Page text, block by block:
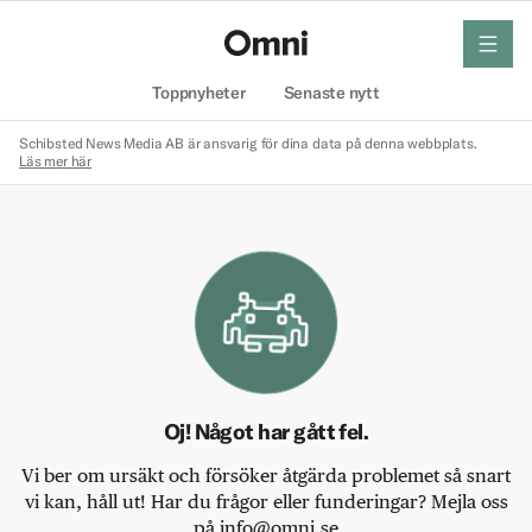
Toppnyheter Senaste nytt
meny
Schibsted News Media AB är ansvarig för dina data på denna webbplats.
Läs mer här
Oj! Något har gått fel.
Vi ber om ursäkt och försöker åtgärda problemet så snart
vi kan, håll ut! Har du frågor eller funderingar? Mejla oss